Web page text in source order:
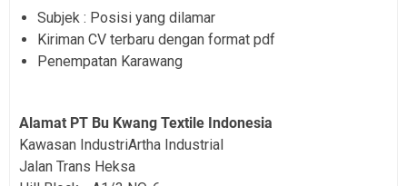
Subjek : Posisi yang dilamar
Kiriman CV terbaru dengan format pdf
Penempatan Karawang
Alamat PT Bu Kwang Textile Indonesia
Kawasan IndustriArtha Industrial
Jalan Trans Heksa